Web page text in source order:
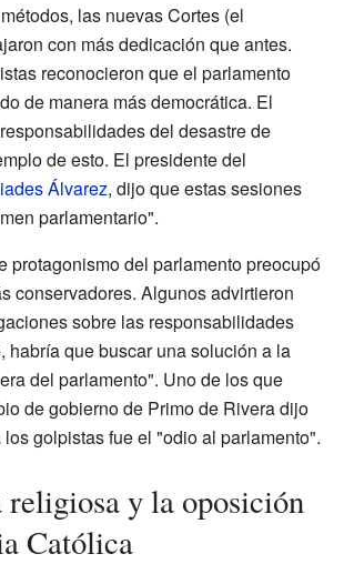
las nuevas Cortes (el
con más dedicación que antes.
reconocieron que el parlamento
de manera más democrática. El
del desastre de
de esto. El presidente del
Álvarez, dijo que estas sesiones
parlamentario".
protagonismo del parlamento preocupó
conservadores. Algunos advirtieron
sobre las responsabilidades
habría que buscar una solución a la
del parlamento". Uno de los que
de gobierno de Primo de Rivera dijo
golpistas fue el "odio al parlamento".
y la oposición
Católica